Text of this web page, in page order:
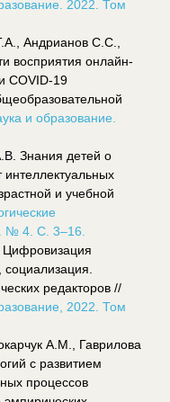
2022. Том
Андрианов С.С.,
восприятия онлайн-
COVID-19
и образование.
Знания детей о
и учебной
№ 4. С. 3–16.
социализация.
редакторов //
2022. Том
А.М., Гаврилова
с развитием
процессов